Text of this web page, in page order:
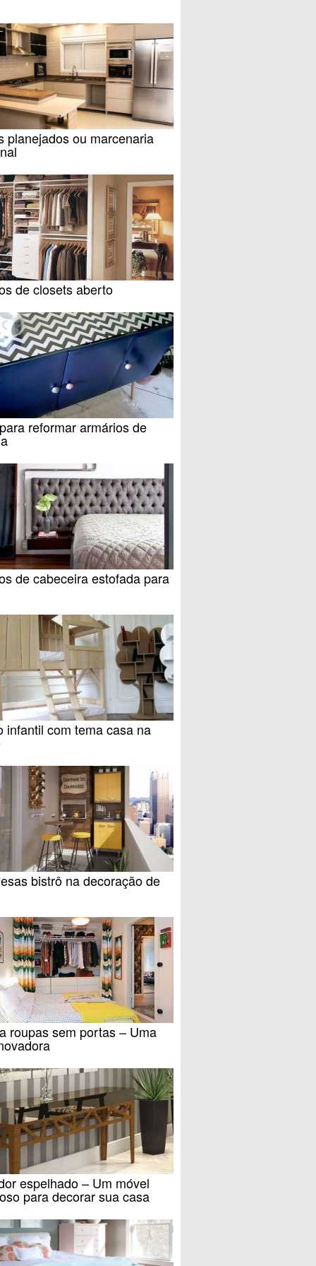
planejados ou marcenaria
de closets aberto
reformar armários de
de cabeceira estofada para
infantil com tema casa na
bistrô na decoração de
roupas sem portas – Uma
espelhado – Um móvel
para decorar sua casa